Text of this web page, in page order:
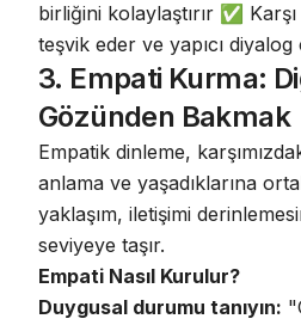
birliğini kolaylaştırır ✅
teşvik eder ve yapıcı diyalog
3. Empati Kurma:
Gözünden Bakmak
Empatik dinleme,
anlama ve yaşadıklarına
yaklaşım, iletişimi
seviyeye taşır.
Empati Nasıl Kurulur?
Duygusal durumu tanıyın: